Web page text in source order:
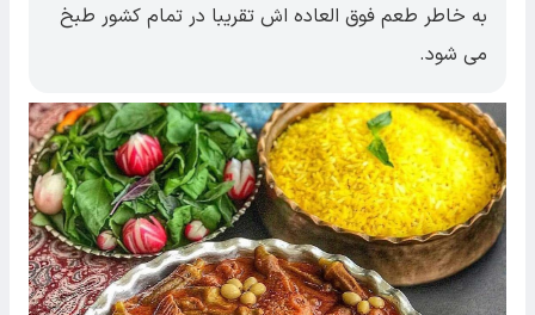
به خاطر طعم فوق العاده اش تقریبا در تمام کشور طبخ
می شود.